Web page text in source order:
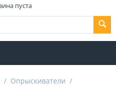
пуста
/ Опрыскиватели /